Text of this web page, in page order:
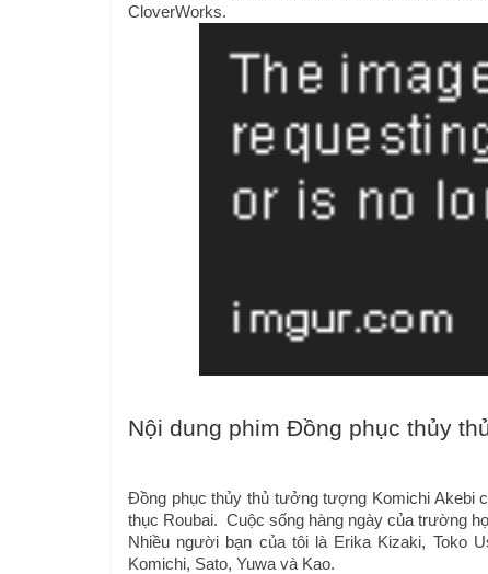
CloverWorks.
Nội dung phim Đồng phục thủy
Đồng phục thủy thủ tưởng tượng Komichi Akebi
thục Roubai.  Cuộc sống hàng ngày của trường
Nhiều người bạn của tôi là Erika Kizaki, Toko
Komichi, Sato, Yuwa và Kao.